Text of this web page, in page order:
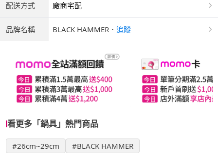
配送方式 廠商宅配
品牌名稱 BLACK HAMMER ． 追蹤
看更多「鍋具」熱門商品
#26cm~29cm #BLACK HAMMER